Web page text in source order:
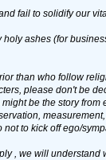
fail to solidify our
ashes (for
than who follow
please don't be
be the story
to kick off ego/
, we will understand